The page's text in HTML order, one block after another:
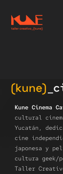
Kune Cinema
cultural
Yucatán,
cine
japonesa y
cultura geek/
Taller